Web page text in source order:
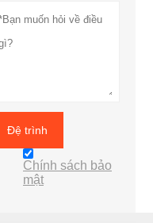
Đệ trình
Chính sách bảo
mật